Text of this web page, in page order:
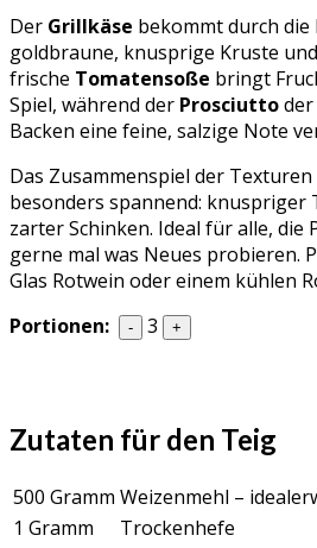
Der Grillkäse bekommt durch die
goldbraune, knusprige Kruste
frische Tomatensoße bringt
Spiel, während der Prosciuttoder
Backen eine feine, salzige Note
Das Zusammenspiel der Texturen
besonders spannend: knuspriger
zarter Schinken. Ideal für alle, die
gerne mal was Neues probieren.
Glas Rotwein oder einem kühlen
Portionen:
- 3 +
Zutaten für den Teig
500 Gramm Weizenmehl –
1 Gramm
Trockenhefe